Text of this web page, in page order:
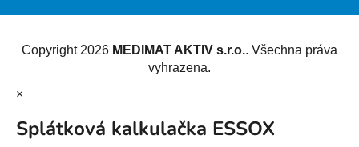
Copyright 2026 MEDIMAT AKTIV s.r.o.. Všechna práva
vyhrazena.
×
Splátková kalkulačka ESSOX